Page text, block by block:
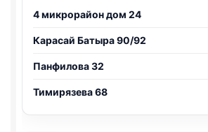
4 микрорайон дом 24
Карасай Батыра 90/92
Панфилова 32
Тимирязева 68